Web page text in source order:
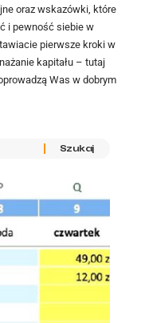
oraz wskazówki, które
i pewność siebie w
pierwsze kroki w
kapitału – tutaj
Was w dobrym